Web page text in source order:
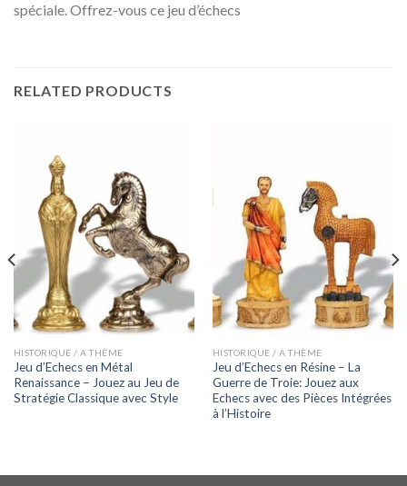
spéciale. Offrez-vous ce jeu d’échecs
RELATED PRODUCTS
HISTORIQUE / A THÈME
Jeu d’Echecs en Métal
Renaissance – Jouez au Jeu de
Stratégie Classique avec Style
HISTORIQUE / A THÈME
Jeu d’Echecs en Résine – La
Guerre de Troie: Jouez aux
Echecs avec des Pièces Intégrées
à l’Histoire